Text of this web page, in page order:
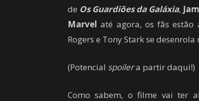
de Os Guardiões da Galáxia, J
Marvel até agora, os fãs estão
Rogers e TonyStarkse desenrola
(Potencial spoilera partir daqui!)
Como sabem, o filme vai ter